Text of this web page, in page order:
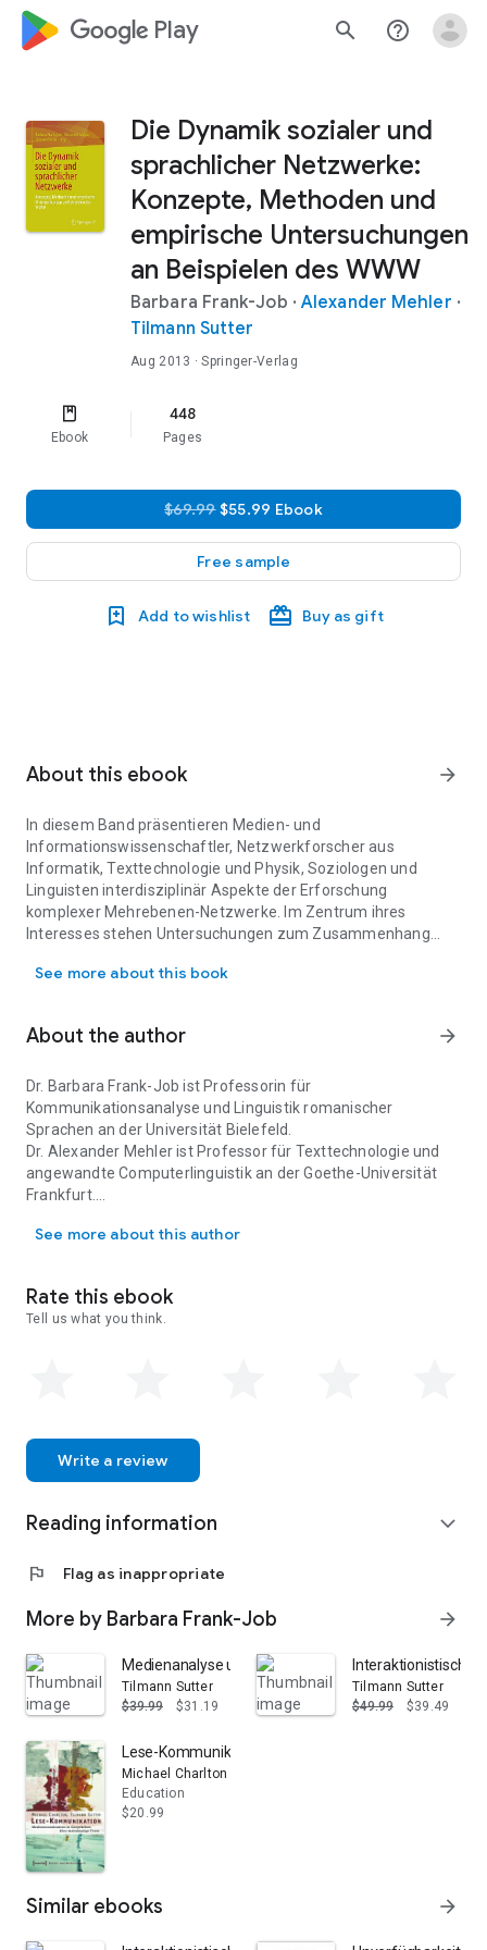
google_logo Play search help_outline
Die Dynamik sozialer und
sprachlicher Netzwerke:
Konzepte, Methoden und
empirische Untersuchungen
an Beispielen des WWW
Barbara Frank-Job ·Alexander Mehler ·
Tilmann Sutter
Aug 2013 · Springer-Verlag
Ebook
448
Pages
$69.99$55.99 Ebook
Free sample
Add to wishlist Buy as gift
About this ebook arrow_forward
In diesem Band präsentieren Medien- und
Informationswissenschaftler, Netzwerkforscher aus
Informatik, Texttechnologie und Physik, Soziologen und
Linguisten interdisziplinär Aspekte der Erforschung
komplexer Mehrebenen-Netzwerke. Im Zentrum ihres
Interesses stehen Untersuchungen zum Zusammenhang
Dynamiken, aufgezeigt an empirischen Beispielen aus dem
Kunst- und Literaturwissenschaft.
See more about this book
About the author arrow_forward
Dr. Barbara Frank-Job ist Professorin für
Kommunikationsanalyse und Linguistik romanischer
Sprachen an der Universität Bielefeld.
Dr. Alexander Mehlerist Professor für Texttechnologie und
angewandte Computerlinguistik an der Goethe-Universität
Frankfurt.
Schwerpunkt Mediensoziologie an der Universität Bielefeld.
See more about this author
Rate this ebook
Tell us what you think.
Write a review
Reading information expand_more
flag Flag as inappropriate
More by Barbara Frank-Job arrow_forward
Medienanalyse und Medienkritik: Forschungsfelder
Tilmann Sutter
$39.99
$31.19
Interaktionistischer
Tilmann Sutter
$49.99
$39.49
Lese-Kommunikation: Mediensozialisation in
Michael Charlton
Education
$20.99
Similar ebooks arrow_forward